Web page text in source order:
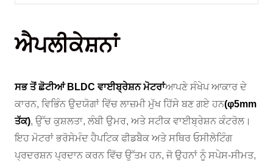
ਐਪਲੀਕੇਸ਼ਨਾਂ
ਸਭ ਤੋਂ ਛੋਟੀਆਂ BLDC ਵਾਈਬ੍ਰੇਸ਼ਨ ਮੋਟਰਾਂਆਪਣੇ ਸੰਖੇਪ ਆਕਾਰ ਦੇ
ਕਾਰਨ, ਵਿਭਿੰਨ ਉਦਯੋਗਾਂ ਵਿੱਚ ਲਾਜ਼ਮੀ ਮੁੱਖ ਹਿੱਸੇ ਬਣ ਗਏ ਹਨ(φ5mm
ਤੱਕ), ਉੱਚ ਕੁਸ਼ਲਤਾ, ਲੰਬੀ ਉਮਰ, ਅਤੇ ਸਟੀਕ ਵਾਈਬ੍ਰੇਸ਼ਨ ਕੰਟਰੋਲ।
ਇਹ ਮੋਟਰਾਂ ਭਰੋਸੇਮੰਦ ਹੈਪਟਿਕ ਫੀਡਬੈਕ ਅਤੇ ਸਥਿਰ ਓਸੀਲੇਟਿੰਗ
ਪ੍ਰਦਰਸ਼ਨ ਪ੍ਰਦਾਨ ਕਰਨ ਵਿੱਚ ਉੱਤਮ ਹਨ, ਜੋ ਉਹਨਾਂ ਨੂੰ ਸਪੇਸ-ਸੀਮਤ,